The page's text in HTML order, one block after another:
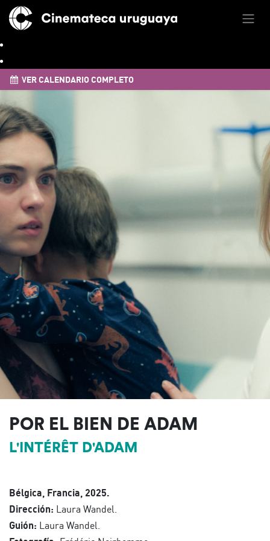
VER CALENDARIO COMPLETO
POR EL BIEN DE ADAM
L'INTÉRÊT D'ADAM
Bélgica, Francia, 2025.
Dirección: Laura Wandel.
Guión: Laura Wandel.